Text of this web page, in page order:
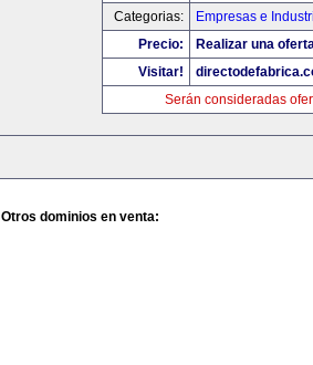
Categorias:
Empresas e
Precio:
Realizar una
Visitar!
Serán consideradas
Otros dominios en venta: